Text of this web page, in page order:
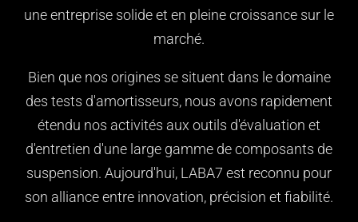
une entreprise solide et en pleine croissance sur le
marché.
Bien que nos origines se situent dans le domaine
des tests d'amortisseurs, nous avons rapidement
étendu nos activités aux outils d'évaluation et
d'entretien d'une large gamme de composants de
suspension. Aujourd'hui, LABA7 est reconnu pour
son alliance entre innovation, précision et fiabilité.